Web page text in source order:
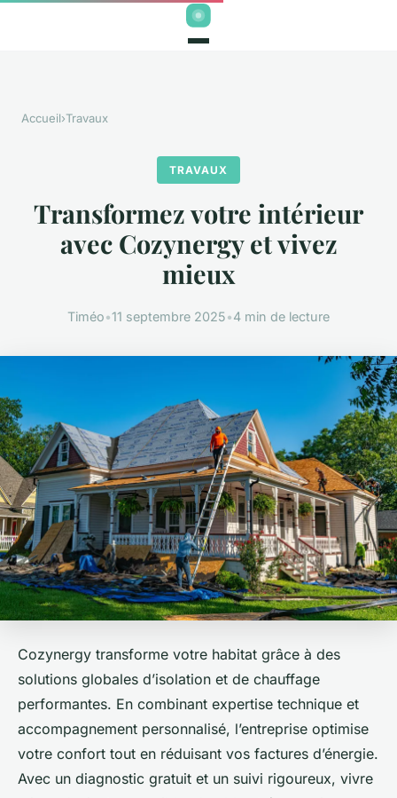
Accueil›Travaux
TRAVAUX
Transformez votre intérieur
avec Cozynergy et vivez
mieux
Timéo•11 septembre 2025•4 min de lecture
Cozynergy transforme votre habitat grâce à des
solutions globales d’isolation et de chauffage
performantes. En combinant expertise technique et
accompagnement personnalisé, l’entreprise optimise
votre confort tout en réduisant vos factures d’énergie.
Avec un diagnostic gratuit et un suivi rigoureux, vivre